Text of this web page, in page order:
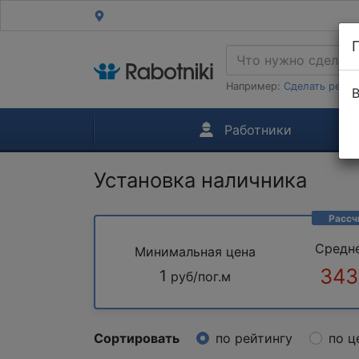
Например: Сделать
Работники
Установка наличника
Минимальная цена
1 руб/пог.м
Сортировать по рейтингу по